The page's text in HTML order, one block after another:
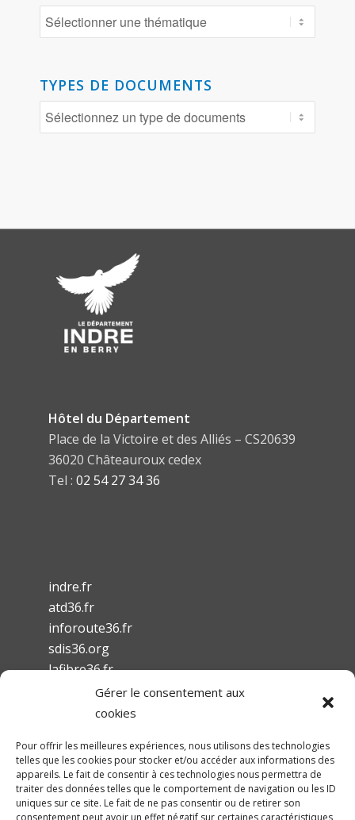
TYPES DE DOCUMENTS
Hôtel du Département
Place de la Victoire et des Alliés – CS20639
36020 Châteauroux cedex
Tel : 02 54 27 34 36
indre.fr
atd36.fr
inforoute36.fr
sdis36.org
lafibre36.fr
Mentions légales
Conditions Générales d’Utilisation
Accessibilité
Gérer le consentement aux
cookies
Pour offrir les meilleures expériences, nous utilisons des technologies
telles que les cookies pour stocker et/ou accéder aux informations des
appareils. Le fait de consentir à ces technologies nous permettra de
traiter des données telles que le comportement de navigation ou les ID
uniques sur ce site. Le fait de ne pas consentir ou de retirer son
consentement peut avoir un effet négatif sur certaines caractéristiques